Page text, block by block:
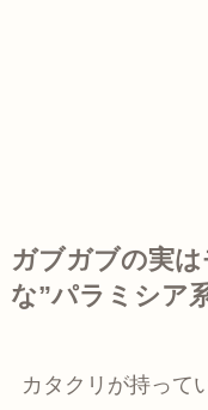
ガブガブの実
な”パラミシア
カタクリが持って